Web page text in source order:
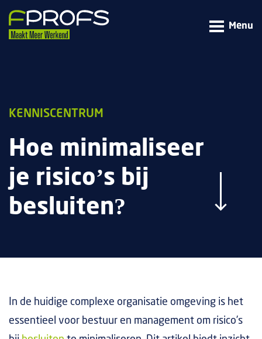
Menu
KENNISCENTRUM
Hoe minimaliseer
je risico’s bij
besluiten?
In de huidige complexe organisatie omgeving is het
essentieel voor bestuur en management om risico’s